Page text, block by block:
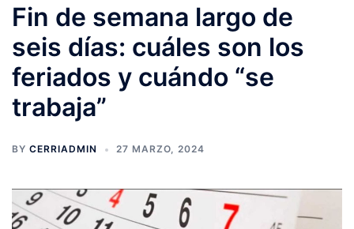
Fin de semana largo de
seis días: cuáles son los
feriados y cuándo “se
trabaja”
BY CERRIADMIN 27 MARZO, 2024